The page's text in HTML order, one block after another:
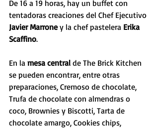
De 16 a 19 horas, hay un buffet con
tentadoras creaciones del Chef Ejecutivo
Javier Marrone y la chef pastelera Erika
Scaffino.
En la mesa central de The Brick Kitchen
se pueden encontrar, entre otras
preparaciones, Cremoso de chocolate,
Trufa de chocolate con almendras o
coco, Brownies y Biscotti, Tarta de
chocolate amargo, Cookies chips,